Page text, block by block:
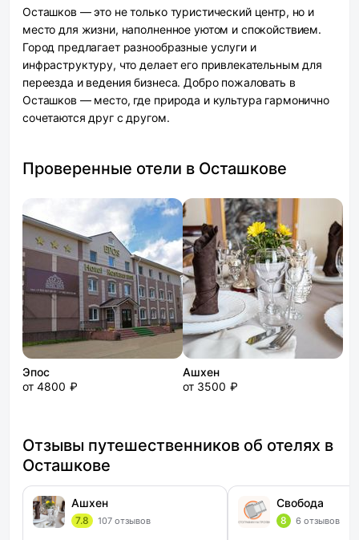
Осташков — это не только туристический центр, но и
место для жизни, наполненное уютом и спокойствием.
Город предлагает разнообразные услуги и
инфраструктуру, что делает его привлекательным для
переезда и ведения бизнеса. Добро пожаловать в
Осташков — место, где природа и культура гармонично
сочетаются друг с другом.
Проверенные отели в Осташкове
Эпос
от 4800 ₽
Ашхен
от 3500 ₽
Отзывы путешественников об отелях в
Осташкове
Ашхен
7.8 107 отзывов
Свобода
8 6 отзывов